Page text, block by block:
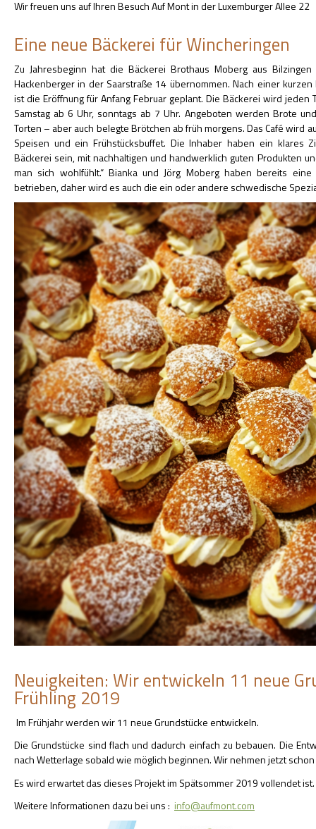
Wir freuen uns auf Ihren Besuch Auf Mont in der Luxemburger Allee 22
Eine neue Bäckerei für Wincheringen
Zu Jahresbeginn hat die Bäckerei Brothaus Moberg aus
Hackenberger in der Saarstraße 14 übernommen. Nach einer
ist die Eröffnung für Anfang Februar geplant. Die Bäckerei wird jeden
Samstag ab 6 Uhr, sonntags ab 7 Uhr. Angeboten werden Brote
Torten – aber auch belegte Brötchen ab früh morgens. Das Café wird
Speisen und ein Frühstücksbuffet. Die Inhaber haben ein klares
Bäckerei sein, mit nachhaltigen und handwerklich guten Produkten
man sich wohlfühlt.“ Bianka und Jörg Moberg haben bereits
betrieben, daher wird es auch die ein oder andere schwedische
Neuigkeiten: Wir entwickeln 11 neue
Frühling 2019
Im Frühjahr werden wir 11 neue Grundstücke entwickeln.
Die Grundstücke sind flach und dadurch einfach zu bebauen. Die
nach Wetterlage sobald wie möglich beginnen. Wir nehmen jetzt
Es wird erwartet das dieses Projekt im Spätsommer 2019 vollendet ist.
Weitere Informationen dazu bei uns : info@aufmont.com